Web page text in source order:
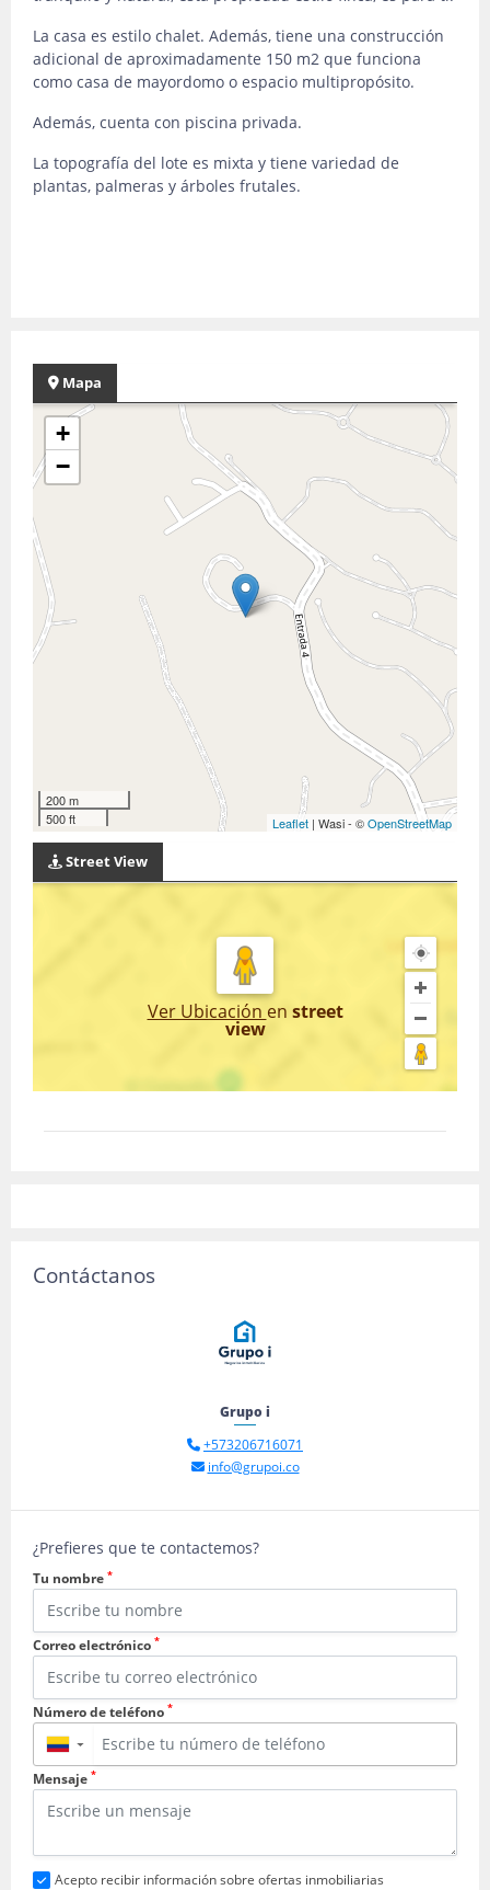
La casa es estilo chalet. Además, tiene una construcción
adicional de aproximadamente 150 m2 que funciona
como casa de mayordomo o espacio multipropósito.
Además, cuenta con piscina privada.
La topografía del lote es mixta y tiene variedad de
plantas, palmeras y árboles frutales.
Mapa
+
−
200 m
500 ft
Leaflet | Wasi - ©OpenStreetMap
Street View
Ver Ubicación en street
view
Contáctanos
Grupo i
+573206716071
info@grupoi.co
¿Prefieres que te contactemos?
Tu nombre *
Correo electrónico *
Número de teléfono *
▼
Mensaje *
Acepto recibir información sobre ofertas inmobiliarias